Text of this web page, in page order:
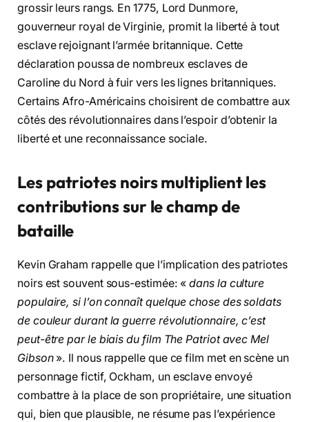
grossir leurs rangs. En 1775, Lord Dunmore,
gouverneur royal de Virginie, promit la liberté à tout
esclave rejoignant l’armée britannique. Cette
déclaration poussa de nombreux esclaves de
Caroline du Nord à fuir vers les lignes britanniques.
Certains Afro-Américains choisirent de combattre aux
côtés des révolutionnaires dans l’espoir d’obtenir la
liberté et une reconnaissance sociale.
Les patriotes noirs multiplient les
contributions sur le champ de
bataille
Kevin Graham rappelle que l’implication des patriotes
noirs est souvent sous-estimée: «dans la culture
populaire, si l’on connaît quelque chose des soldats
de couleur durant la guerre révolutionnaire, c’est
peut-être par le biais du film The Patriot avec Mel
Gibson». Il nous rappelle que ce film met en scène un
personnage fictif, Ockham, un esclave envoyé
combattre à la place de son propriétaire, une situation
qui, bien que plausible, ne résume pas l’expérience